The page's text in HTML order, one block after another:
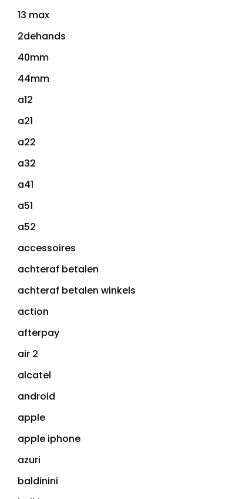
13 max
2dehands
40mm
44mm
a12
a21
a22
a32
a41
a51
a52
accessoires
achteraf betalen
achteraf betalen winkels
action
afterpay
air 2
alcatel
android
apple
apple iphone
azuri
baldinini